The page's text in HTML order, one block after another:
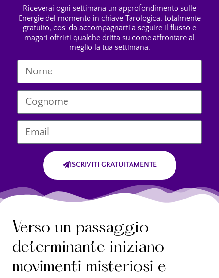
Riceverai ogni settimana un approfondimento sulle
Energie del momento in chiave Tarologica, totalmente
gratuito, così da accompagnarti a seguire il flusso e
magari offrirti qualche dritta su come affrontare al
meglio la tua settimana.
ISCRIVITI GRATUITAMENTE
Verso un passaggio
determinante iniziano
movimenti misteriosi e